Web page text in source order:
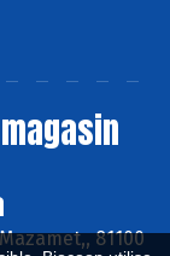
81100